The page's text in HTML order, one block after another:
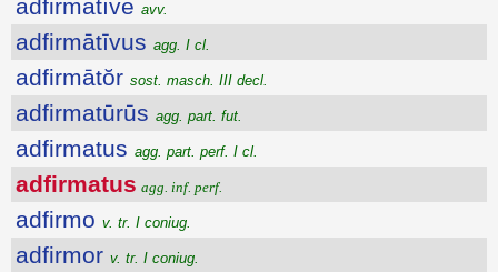
adfirmātīvē avv.
adfirmātīvus agg. I cl.
adfirmātŏr sost. masch. III decl.
adfirmatūrūs agg. part. fut.
adfirmatus agg. part. perf. I cl.
adfirmatus agg. inf. perf.
adfirmo v. tr. I coniug.
adfirmor v. tr. I coniug.